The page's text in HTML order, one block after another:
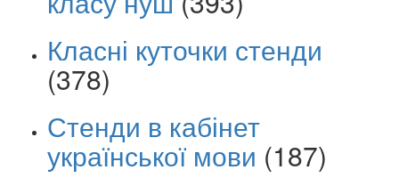
Класні куточки стенди
(378)
Стенди в кабінет
української мови (187)